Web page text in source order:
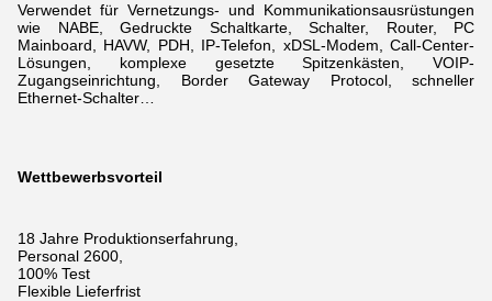
Verwendet für Vernetzungs- und Kommunikationsausrüstungen
wie NABE, Gedruckte Schaltkarte, Schalter, Router, PC
Mainboard, HAVW, PDH, IP-Telefon, xDSL-Modem,
Call-Center-
Lösungen, komplexe gesetzte Spitzenkästen, VOIP-
Zugangseinrichtung, Border Gateway Protocol, schneller
Ethernet-Schalter…
Wettbewerbsvorteil
18 Jahre Produktionserfahrung,
Personal 2600,
100% Test
Flexible Lieferfrist